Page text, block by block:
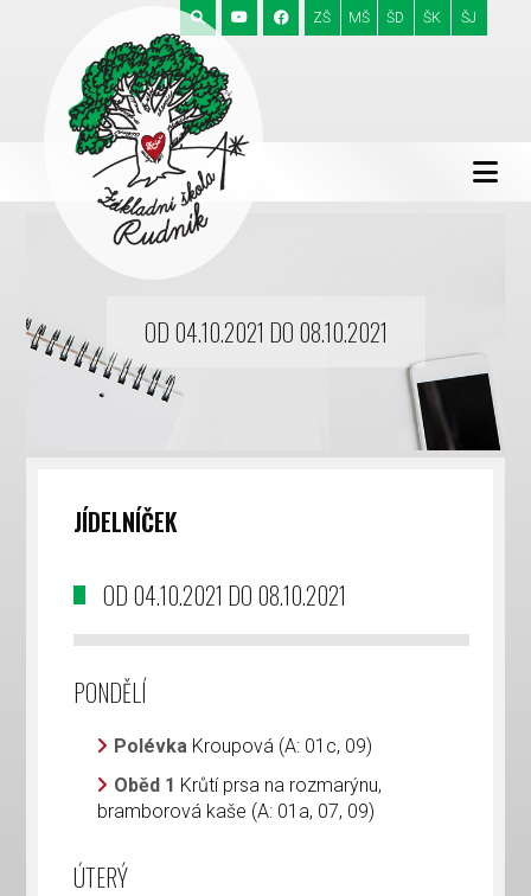
ZŠ MŠ ŠD ŠK ŠJ
OD 04.10.2021 DO 08.10.2021
JÍDELNÍČEK
OD 04.10.2021 DO 08.10.2021
PONDĚLÍ
Polévka Kroupová (A: 01c, 09)
Oběd 1 Krůtí prsa na rozmarýnu,
bramborová kaše (A: 01a, 07, 09)
ÚTERÝ